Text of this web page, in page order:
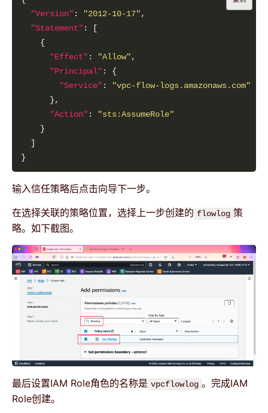
"Version" : "2012-10-17"
"Statement"
"Effect" : "Allow"
"Principal"
"Service" :
"vpc-flow-logs.amazonaws.com"
"Action" :
"sts:AssumeRole"
输入信任策略后点击向导下一步。
在选择关联的策略位置，选择上一步创建的 flowlog 策
略。如下截图。
最后设置IAM Role角色的名称是 vpcflowlog 。完成IAM
Role创建。